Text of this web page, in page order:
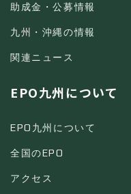
助成金・公募情報
九州・沖縄の情報
関連ニュース
EPO九州について
EPO九州について
全国のEPO
アクセス